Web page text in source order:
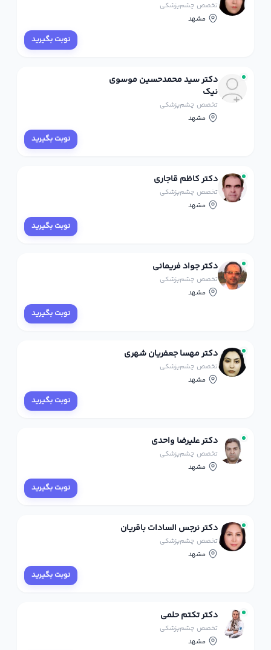
تخصص چشم‌پزشکی
مشهد
نوبت بگیرید
دکتر سید محمدحسین موسوی
نیک
تخصص چشم‌پزشکی
مشهد
نوبت بگیرید
دکتر کاظم قاجاری
تخصص چشم‌پزشکی
مشهد
نوبت بگیرید
دکتر جواد فریمانی
تخصص چشم‌پزشکی
مشهد
نوبت بگیرید
دکتر مهسا جعفریان شهری
تخصص چشم‌پزشکی
مشهد
نوبت بگیرید
دکتر علیرضا واحدی
تخصص چشم‌پزشکی
مشهد
نوبت بگیرید
دکتر نرجس السادات باقریان
تخصص چشم‌پزشکی
مشهد
نوبت بگیرید
دکتر تکتم حلمی
تخصص چشم‌پزشکی
مشهد